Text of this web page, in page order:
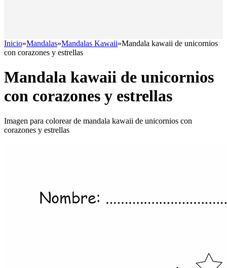
Inicio»Mandalas»Mandalas Kawaii»Mandala kawaii de unicornios
con corazones y estrellas
Mandala kawaii de unicornios
con corazones y estrellas
Imagen para colorear de mandala kawaii de unicornios con
corazones y estrellas